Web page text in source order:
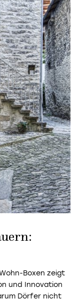
Boxen zeigt
und Innovation
Dörfer nicht